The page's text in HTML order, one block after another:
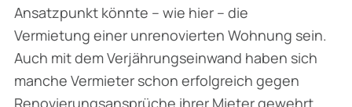
Ansatzpunkt könnte – wie hier – die
Vermietung einer unrenovierten Wohnung sein.
Auch mit dem Verjährungseinwand haben sich
manche Vermieter schon erfolgreich gegen
Renovierungsansprüche ihrer Mieter gewehrt.